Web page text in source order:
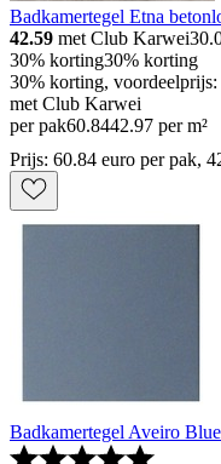
Badkamertegel Etna
42.59 met Club Karwei
30% korting30% korting
30% korting,
met Club Karwei
per pak60.8442.97 per m²
Prijs: 60.84 euro per pak,
Badkamertegel Aveiro